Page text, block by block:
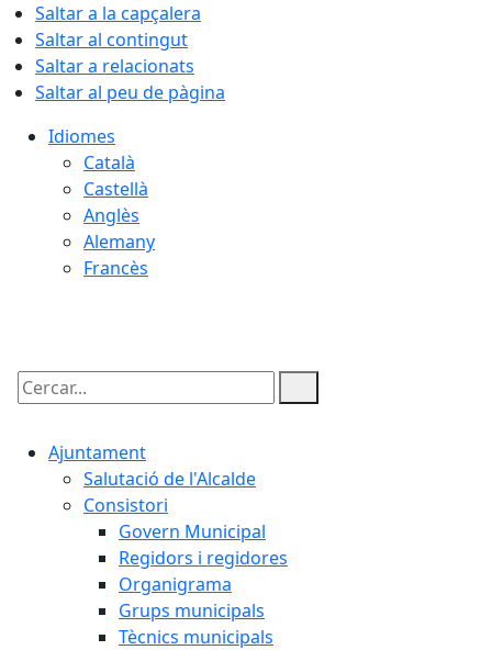
Saltar a la capçalera
Saltar al contingut
Saltar a relacionats
Saltar al peu de pàgina
Idiomes
Català
Castellà
Anglès
Alemany
Francès
Cercar:
Ajuntament
Salutació de l'Alcalde
Consistori
Govern Municipal
Regidors i regidores
Organigrama
Grups municipals
Tècnics municipals